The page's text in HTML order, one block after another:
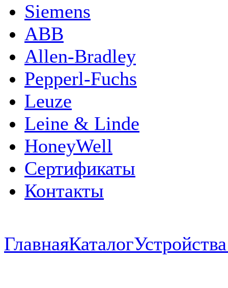
Siemens
ABB
Allen-Bradley
Pepperl-Fuchs
Leuze
Leine & Linde
HoneyWell
Сертификаты
Контакты
ГлавнаяКаталог